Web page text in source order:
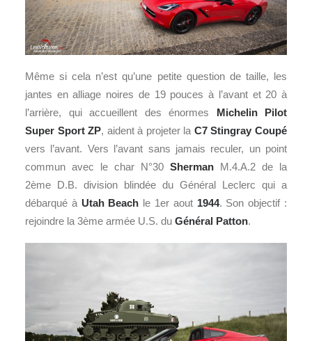
Même si cela n’est qu’une petite question de taille, les
jantes en alliage noires de 19 pouces à l’avant et 20 à
l’arrière, qui accueillent des énormes Michelin Pilot
Super Sport ZP, aident à projeter la C7 Stingray Coupé
vers l’avant. Vers l’avant sans jamais reculer, un point
commun avec le char N°30 Sherman M.4.A.2 de la
2ème D.B. division blindée du Général Leclerc qui a
débarqué à Utah Beach le 1er aout 1944. Son objectif :
rejoindre la 3ème armée U.S. du Général Patton.